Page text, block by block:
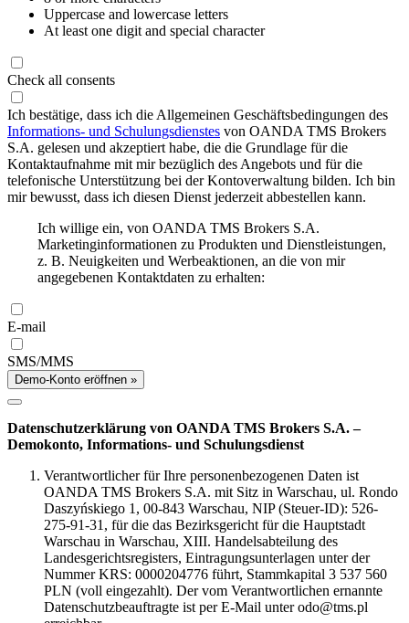
Uppercase and lowercase letters
At least one digit and special character
Check all consents
Ich bestätige, dass ich die Allgemeinen Geschäftsbedingungen des
Informations- und Schulungsdienstes von OANDA TMS Brokers
S.A. gelesen und akzeptiert habe, die die Grundlage für die
Kontaktaufnahme mit mir bezüglich des Angebots und für die
telefonische Unterstützung bei der Kontoverwaltung bilden. Ich bin
mir bewusst, dass ich diesen Dienst jederzeit abbestellen kann.
Ich willige ein, von OANDA TMS Brokers S.A.
Marketinginformationen zu Produkten und Dienstleistungen,
z. B. Neuigkeiten und Werbeaktionen, an die von mir
angegebenen Kontaktdaten zu erhalten:
E-mail
SMS/MMS
Demo-Konto eröffnen »
Datenschutzerklärung von OANDA TMS Brokers S.A. –
Demokonto, Informations- und Schulungsdienst
Verantwortlicher für Ihre personenbezogenen Daten ist
OANDA TMS Brokers S.A. mit Sitz in Warschau, ul. Rondo
Daszyńskiego 1, 00-843 Warschau, NIP (Steuer-ID): 526-
275-91-31, für die das Bezirksgericht für die Hauptstadt
Warschau in Warschau, XIII. Handelsabteilung des
Landesgerichtsregisters, Eintragungsunterlagen unter der
Nummer KRS: 0000204776 führt, Stammkapital 3 537 560
PLN (voll eingezahlt). Der vom Verantwortlichen ernannte
Datenschutzbeauftragte ist per E-Mail unter odo@tms.pl